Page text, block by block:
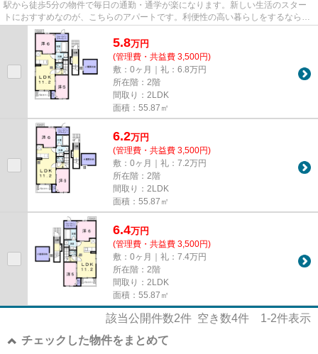
駅から徒歩5分の物件で毎日の通勤・通学が楽になります。新しい生活のスター
トにおすすめなのが、こちらのアパートです。利便性の高い暮らしをするなら姫
路市へのお引越をご検討してみ...
5.8万円
(管理費・共益費 3,500円)
敷：0ヶ月｜礼：6.8万円
所在階：2階
間取り：2LDK
面積：55.87㎡
6.2万円
(管理費・共益費 3,500円)
敷：0ヶ月｜礼：7.2万円
所在階：2階
間取り：2LDK
面積：55.87㎡
6.4万円
(管理費・共益費 3,500円)
敷：0ヶ月｜礼：7.4万円
所在階：2階
間取り：2LDK
面積：55.87㎡
該当公開件数2件 空き数4件 1-2件表示
チェックした物件をまとめて